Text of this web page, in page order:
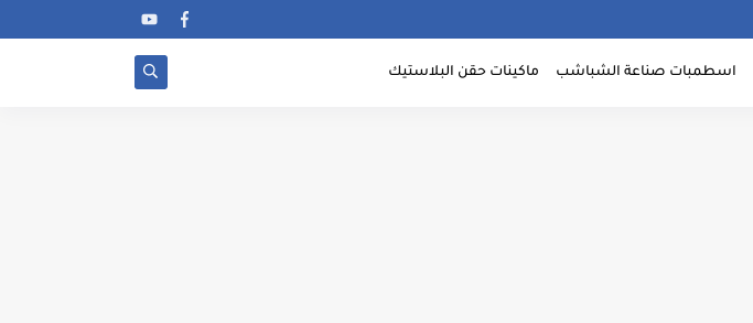
اسطمبات صناعة الشباشب ماكينات حقن البلاستيك